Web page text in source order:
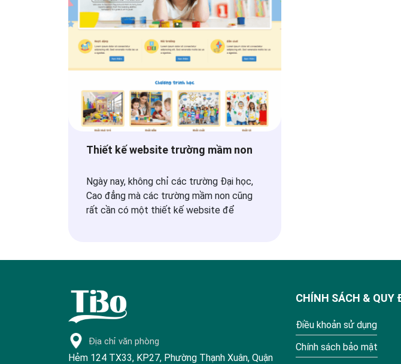
Thiết kế website trường mầm non
Ngày nay, không chỉ các trường Đại học,
Cao đẳng mà các trường mầm non cũng
rất cần có một thiết kế website để
Địa chỉ văn phòng
Hẻm 124 TX33, KP27, Phường Thạnh Xuân, Quận
CHÍNH SÁCH & QUY
Điều khoản sử dụng
Chính sách bảo mật